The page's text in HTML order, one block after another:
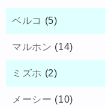
ベルコ (5)
マルホン (14)
ミズホ (2)
メーシー (10)